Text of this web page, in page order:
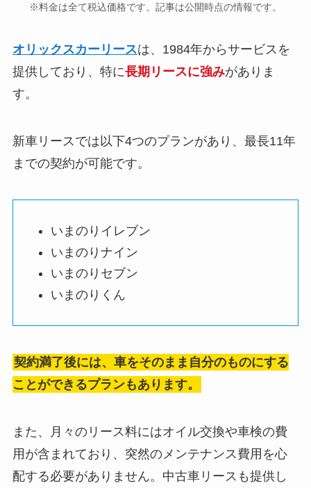
※料金は全て税込価格です。記事は公開時点の情報です。
オリックスカーリースは、1984年からサービスを
提供しており、特に長期リースに強みがありま
す。
新車リースでは以下4つのプランがあり、最長11年
までの契約が可能です。
いまのりイレブン
いまのりナイン
いまのりセブン
いまのりくん
契約満了後には、車をそのまま自分のものにする
ことができるプランもあります。
また、月々のリース料にはオイル交換や車検の費
用が含まれており、突然のメンテナンス費用を心
配する必要がありません。中古車リースも提供し